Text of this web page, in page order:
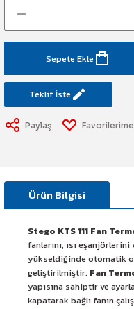
& Barikat ve Toprakaltı
Sepete Ekle
Teklif İste
Paylaş
Ürün Bilgisi
Stego KTS 111 Fan
fanlarını, ısı
yükseldiğinde otomatik
geliştirilmiştir. Fan
yapısına sahiptir ve
kapatarak bağlı fanın